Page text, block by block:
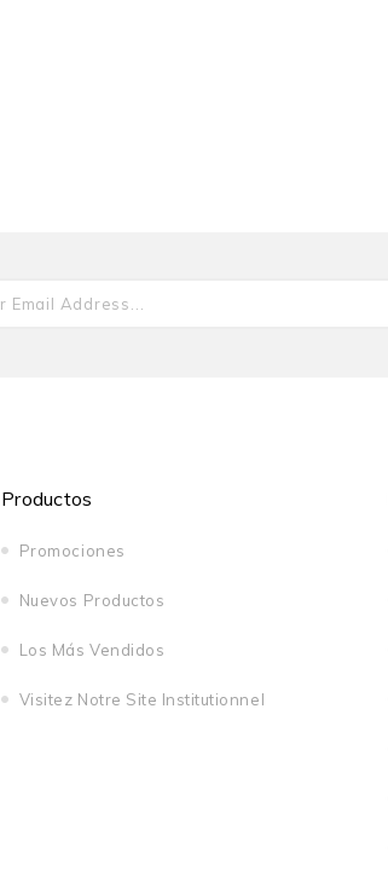
Productos
Promociones
Nuevos Productos
Los Más Vendidos
Visitez Notre Site Institutionnel